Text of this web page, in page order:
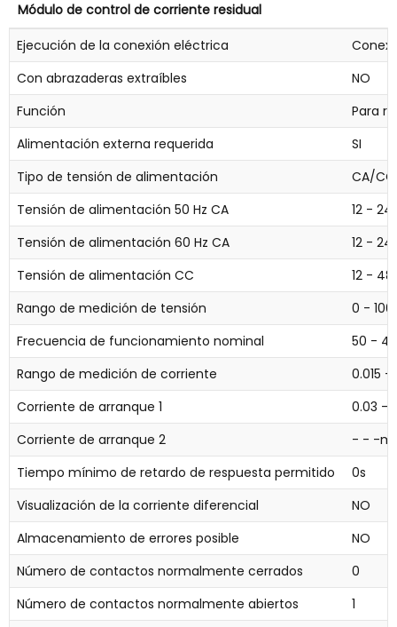
Módulo de control de corriente residual
Ejecución de la conexión eléctrica
Con abrazaderas extraíbles
NO
Función
Para
Alimentación externa requerida
SI
Tipo de tensión de alimentación
CA/CC
Tensión de alimentación 50 Hz CA
12 -
Tensión de alimentación 60 Hz CA
12 -
Tensión de alimentación CC
12 -
Rango de medición de tensión
0 -
Frecuencia de funcionamiento nominal
50 -
Rango de medición de corriente
0.015
Corriente de arranque 1
0.03 -
Corriente de arranque 2
- - -
Tiempo mínimo de retardo de respuesta permitido
0s
Visualización de la corriente diferencial
NO
Almacenamiento de errores posible
NO
Número de contactos normalmente cerrados
0
Número de contactos normalmente abiertos
1